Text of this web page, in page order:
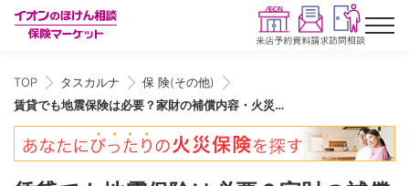
TOP タスカルナ
保 険(その他)
賃貸でも地震保険は必要？家財の補償内容・火災保険との違いと加入すべきケースをわかりやすく解説